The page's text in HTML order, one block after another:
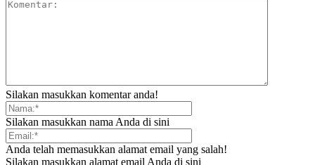
Silakan masukkan komentar anda!
Silakan masukkan nama Anda di sini
Anda telah memasukkan alamat email yang salah!
Silakan masukkan alamat email Anda di sini